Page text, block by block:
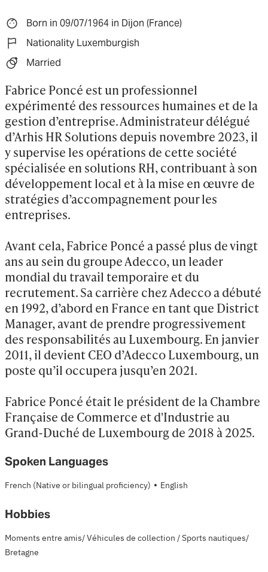
Born in 09/07/1964 in Dijon (France)
Nationality Luxemburgish
Married
Fabrice Poncé est un professionnel
expérimenté des ressources humaines et de la
gestion d’entreprise. Administrateur délégué
d’Arhis HR Solutions depuis novembre 2023, il
y supervise les opérations de cette société
spécialisée en solutions RH, contribuant à son
développement local et à la mise en œuvre de
stratégies d’accompagnement pour les
entreprises.
Avant cela, Fabrice Poncé a passé plus de vingt
ans au sein du groupe Adecco, un leader
mondial du travail temporaire et du
recrutement. Sa carrière chez Adecco a débuté
en 1992, d’abord en France en tant que District
Manager, avant de prendre progressivement
des responsabilités au Luxembourg. En janvier
2011, il devient CEO d’Adecco Luxembourg, un
poste qu’il occupera jusqu’en 2021.
Fabrice Poncé était le président de la Chambre
Française de Commerce et d'Industrie au
Grand-Duché de Luxembourg de 2018 à 2025.
Spoken Languages
French (Native or bilingual proficiency) · English
Hobbies
Moments entre amis/ Véhicules de collection / Sports nautiques/
Bretagne